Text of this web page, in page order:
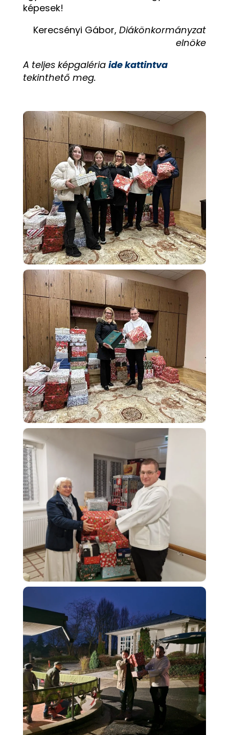
képesek!
Kerecsényi Gábor,Diákönkormányzat
elnöke
A teljes képgaléria ide kattintva
tekinthető meg.